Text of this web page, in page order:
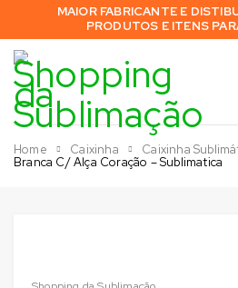
MAIOR FABRICANTE E
PRODUTOS E ITENS
Home Caixinha Caixinha
Branca C/ Alça Coração – Sublimatica